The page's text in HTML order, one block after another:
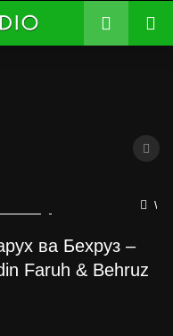
ва Бехруз –
Faruh & Behruz